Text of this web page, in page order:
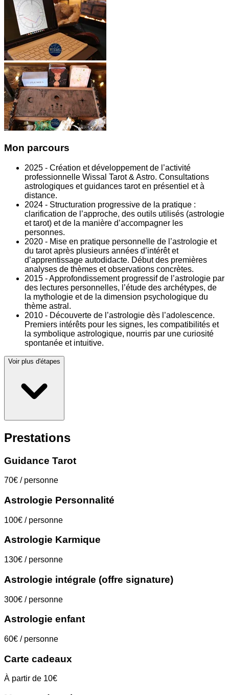
Mon parcours
2025 - Création et développement de l’activité
professionnelle Wissal Tarot & Astro. Consultations
astrologiques et guidances tarot en présentiel et à
distance.
2024 - Structuration progressive de la pratique :
clarification de l’approche, des outils utilisés (astrologie
et tarot) et de la manière d’accompagner les
personnes.
2020 - Mise en pratique personnelle de l’astrologie et
du tarot après plusieurs années d’intérêt et
d’apprentissage autodidacte. Début des premières
analyses de thèmes et observations concrètes.
2015 - Approfondissement progressif de l’astrologie par
des lectures personnelles, l’étude des archétypes, de
la mythologie et de la dimension psychologique du
thème astral.
2010 - Découverte de l’astrologie dès l’adolescence.
Premiers intérêts pour les signes, les compatibilités et
la symbolique astrologique, nourris par une curiosité
spontanée et intuitive.
Voir plus d'étapes
Prestations
Guidance Tarot
70€ / personne
Astrologie Personnalité
100€ / personne
Astrologie Karmique
130€ / personne
Astrologie intégrale (offre signature)
300€ / personne
Astrologie enfant
60€ / personne
Carte cadeaux
À partir de 10€